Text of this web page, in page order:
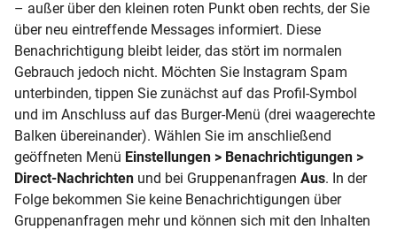
– außer über den kleinen roten Punkt oben rechts, der Sie
über neu eintreffende Messages informiert. Diese
Benachrichtigung bleibt leider, das stört im normalen
Gebrauch jedoch nicht. Möchten Sie Instagram Spam
unterbinden, tippen Sie zunächst auf das Profil-Symbol
und im Anschluss auf das Burger-Menü (drei waagerechte
Balken übereinander). Wählen Sie im anschließend
geöffneten Menü Einstellungen > Benachrichtigungen >
Direct-Nachrichten und bei Gruppenanfragen Aus. In der
Folge bekommen Sie keine Benachrichtigungen über
Gruppenanfragen mehr und können sich mit den Inhalten